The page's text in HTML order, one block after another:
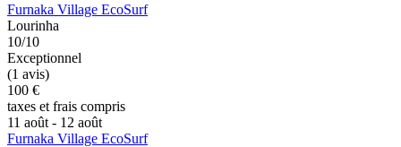
Furnaka Village EcoSurf
Lourinha
10/10
Exceptionnel
(1 avis)
100 €
taxes et frais compris
11 août - 12 août
Furnaka Village EcoSurf